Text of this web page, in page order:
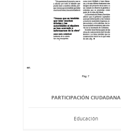
PARTICIPACIÓN CIUDADANA
Educación